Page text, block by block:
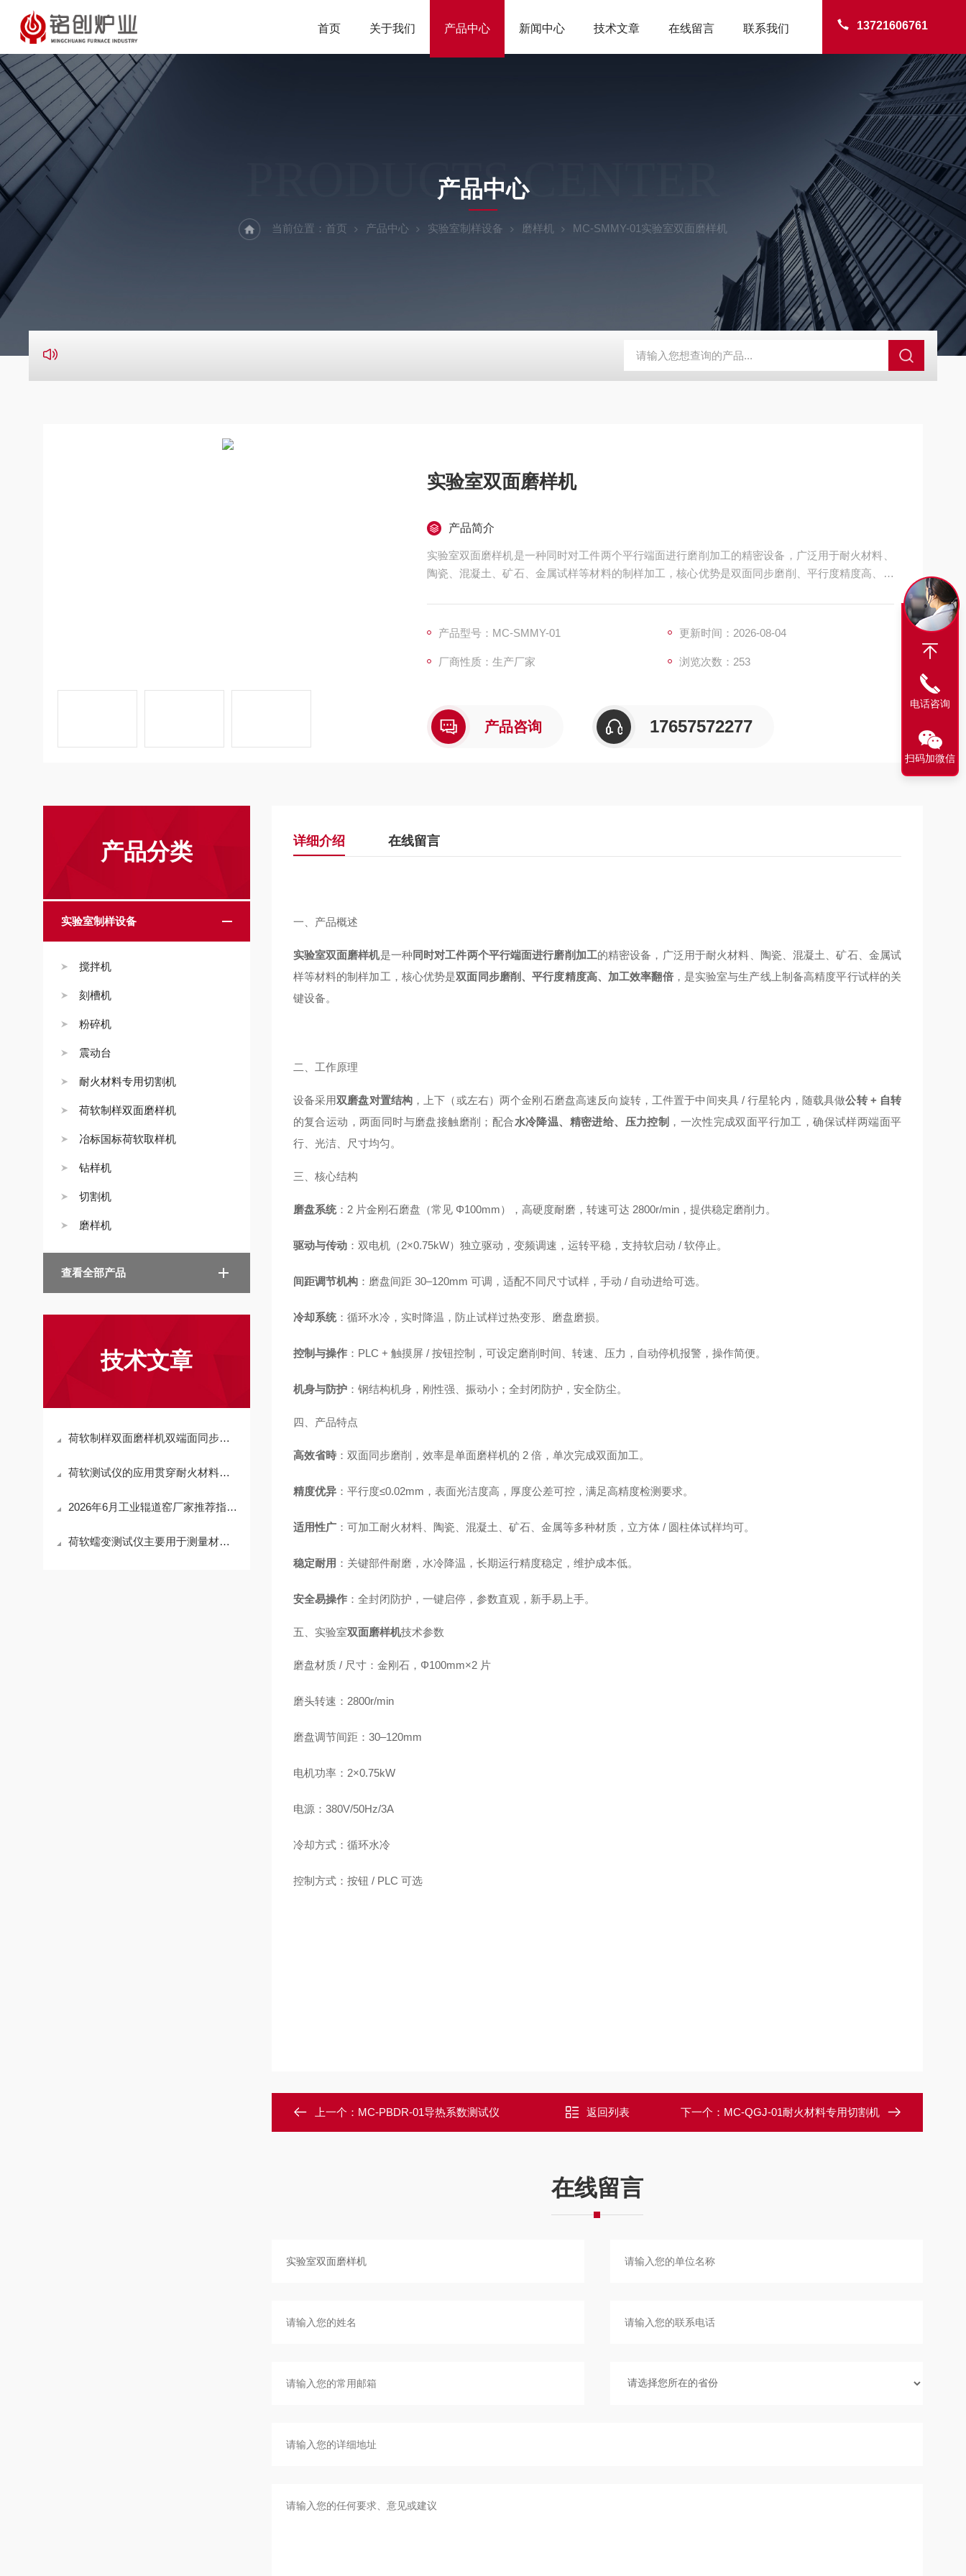
13721606761
首页 关于我们 产品中心 新闻中心 技术文章 在线留言 联系我们
PRODUCTS CENTER
产品中心
当前位置： 首页 产品中心 实验室制样设备 磨样机 MC-SMMY-01实验室双面磨样机
实验室双面磨样机
产品简介
实验室双面磨样机是一种同时对工件两个平行端面进行磨削加工的精密设备，广泛用于耐火材料、
陶瓷、混凝土、矿石、金属试样等材料的制样加工，核心优势是双面同步磨削、平行度精度高、加
产品型号：MC-SMMY-01 更新时间：2026-08-04
厂商性质：生产厂家 浏览次数：253
产品咨询 17657572277
产品分类
实验室制样设备
搅拌机
刻槽机
粉碎机
震动台
耐火材料专用切割机
荷软制样双面磨样机
冶标国标荷软取样机
钻样机
切割机
磨样机
查看全部产品
技术文章
荷软制样双面磨样机双端面同步磨削结构、精度控制与耐火材料试样加工工艺分析
荷软测试仪的应用贯穿耐火材料的研发、生产与质量检测全流程
2026年6月工业辊道窑厂家推荐指南：质量好、口碑好、交货快、可定制的公司优选
荷软蠕变测试仪主要用于测量材料在恒定应力条件下的变形速率
详细介绍 在线留言
一、产品概述
实验室双面磨样机是一种 同时对工件两个平行端面进行磨削加工的精密设备，广泛用于耐火材料、陶瓷、混凝土、矿石、金属试
样等材料的制样加工，核心优势是双面同步磨削、平行度精度高、加工效率翻倍，是实验室与生产线上制备高精度平行试样的关
键设备。
二、工作原理
设备采用双磨盘对置结构 ，上下（或左右）两个金刚石磨盘高速反向旋转，工件置于中间夹具 / 行星轮内，随载具做公转 + 自转
的复合运动，两面同时与磨盘接触磨削；配合水冷降温、精密进给、压力控制 ，一次性完成双面平行加工，确保试样两端面平
行、光洁、尺寸均匀。
三、核心结构
磨盘系统：2 片金刚石磨盘（常见 Φ100mm），高硬度耐磨，转速可达 2800r/min，提供稳定磨削力。
驱动与传动：双电机（2×0.75kW）独立驱动，变频调速，运转平稳，支持软启动 / 软停止。
间距调节机构：磨盘间距 30–120mm 可调，适配不同尺寸试样，手动 / 自动进给可选。
冷却系统：循环水冷，实时降温，防止试样过热变形、磨盘磨损。
控制与操作：PLC + 触摸屏 / 按钮控制，可设定磨削时间、转速、压力，自动停机报警，操作简便。
机身与防护：钢结构机身，刚性强、振动小；全封闭防护，安全防尘。
四、产品特点
高效省時：双面同步磨削，效率是单面磨样机的 2 倍，单次完成双面加工。
精度优异：平行度≤0.02mm，表面光洁度高，厚度公差可控，满足高精度检测要求。
适用性广：可加工耐火材料、陶瓷、混凝土、矿石、金属等多种材质，立方体 / 圆柱体试样均可。
稳定耐用 ：关键部件耐磨，水冷降温，长期运行精度稳定，维护成本低。
安全易操作：全封闭防护，一键启停，参数直观，新手易上手。
五、实验室双面磨样机技术参数
磨盘材质 / 尺寸：金刚石，Φ100mm×2 片
磨头转速：2800r/min
磨盘调节间距：30–120mm
电机功率：2×0.75kW
电源：380V/50Hz/3A
冷却方式：循环水冷
控制方式：按钮 / PLC 可选
上一个： MC-PBDR-01导热系数测试仪 返回列表 下一个： MC-QGJ-01耐火材料专用切割机
在线留言
电话咨询
扫码加微信